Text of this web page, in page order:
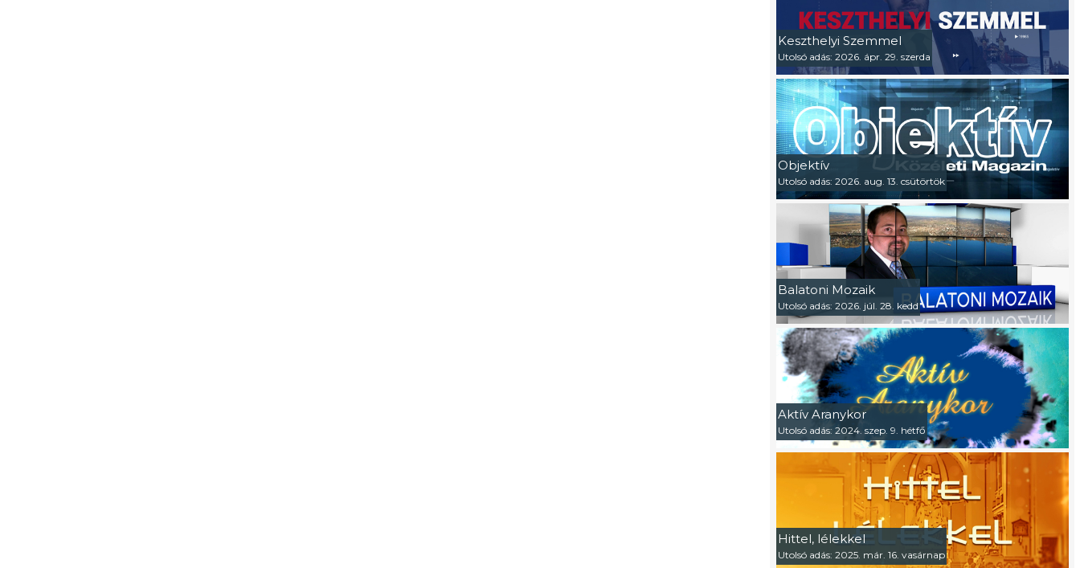
Keszthelyi Szemmel
Utolsó adás: 2026. ápr. 29. szerda
Objektív
Utolsó adás: 2026. aug. 13. csütörtök
Balatoni Mozaik
Utolsó adás: 2026. júl. 28. kedd
Aktív Aranykor
Utolsó adás: 2024. szep. 9. hétfő
Hittel, lélekkel
Utolsó adás: 2025. már. 16. vasárnap